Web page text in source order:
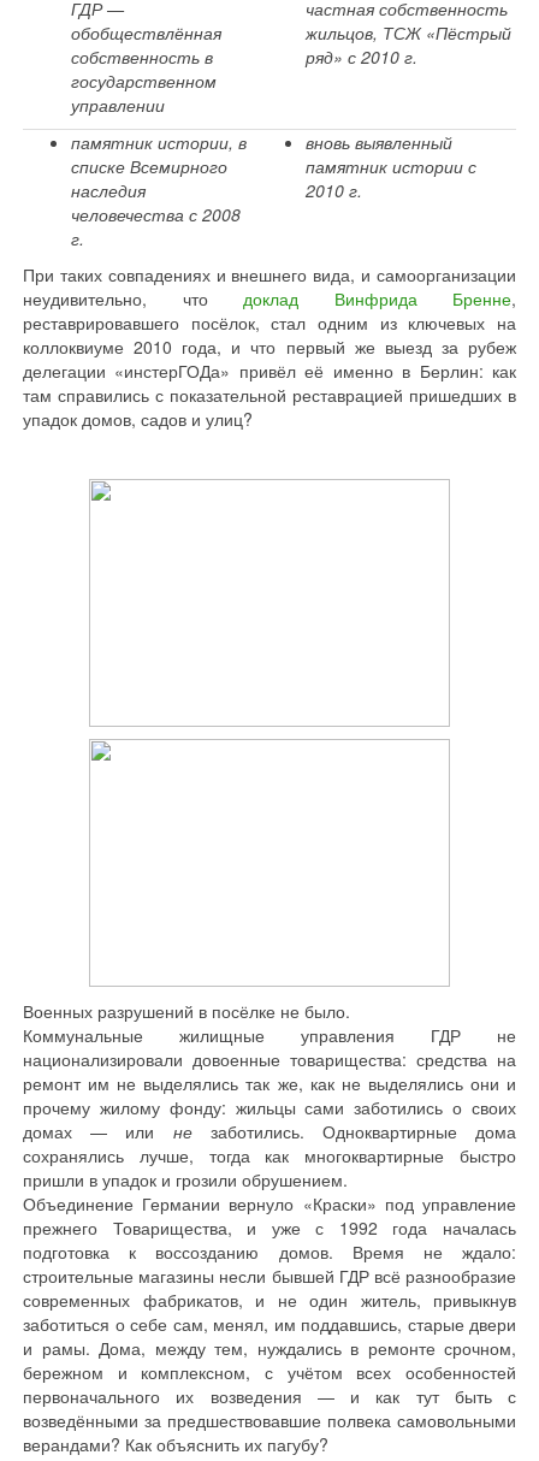
ГДР —
обобществлённая
собственность в
государственном
управлении
частная собственность
жильцов, ТСЖ «Пёстрый
ряд» с 2010 г.
памятник истории, в
списке Всемирного
наследия
человечества с 2008
г.
вновь выявленный
памятник истории с
2010 г.
При таких совпадениях и внешнего вида, и самоорганизации
неудивительно, что доклад Винфрида Бренне,
реставрировавшего посёлок, стал одним из ключевых на
коллоквиуме 2010 года, и что первый же выезд за рубеж
делегации «инстерГОДа» привёл её именно в Берлин: как
там справились с показательной реставрацией пришедших в
упадок домов, садов и улиц?
Военных разрушений в посёлке не было.
Коммунальные жилищные управления ГДР не
национализировали довоенные товарищества: средства на
ремонт им не выделялись так же, как не выделялись они и
прочему жилому фонду: жильцы сами заботились о своих
домах — или незаботились. Одноквартирные дома
сохранялись лучше, тогда как многоквартирные быстро
пришли в упадок и грозили обрушением.
Объединение Германии вернуло «Краски» под управление
прежнего Товарищества, и уже с 1992 года началась
подготовка к воссозданию домов. Время не ждало:
строительные магазины несли бывшей ГДР всё разнообразие
современных фабрикатов, и не один житель, привыкнув
заботиться о себе сам, менял, им поддавшись, старые двери
и рамы. Дома, между тем, нуждались в ремонте срочном,
бережном и комплексном, с учётом всех особенностей
первоначального их возведения — и как тут быть с
возведёнными за предшествовавшие полвека самовольными
верандами? Как объяснить их пагубу?